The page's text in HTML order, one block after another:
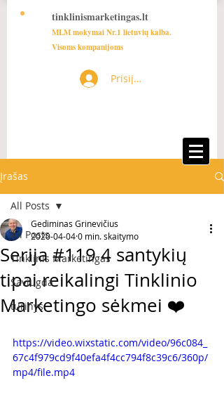
tinklinismarketingas.lt
MLM mokymai Nr.1 lietuvių kalba.
Visoms kompanijoms
Prisijungti
Įrašas
All Posts
Tinklinis Marketingas
Saviugda
turinys
All Posts
Serija #119 4 santykių
tipai reikalingi Tinklinio
Marketingo sėkmei ❤️
Gediminas Grinevičius
2020-04-040 min. skaitymo
https://video.wixstatic.com/video/96c084_
67c4f979cd9f40efa4f4cc794f8c39c6/360p/
mp4/file.mp4